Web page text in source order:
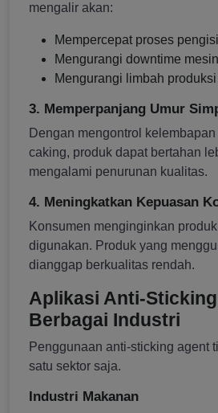
mengalir akan:
Mempercepat proses
Mengurangi downtime mesin
Mengurangi limbah produksi
3. Memperpanjang Umur
Dengan mengontrol
caking, produk dapat bertahan
mengalami penurunan kualitas.
4. Meningkatkan Kepuasan
Konsumen menginginkan
digunakan. Produk yang
dianggap berkualitas rendah.
Aplikasi Anti-
Berbagai Industri
Penggunaan anti-sticking agent
satu sektor saja.
Industri Makanan